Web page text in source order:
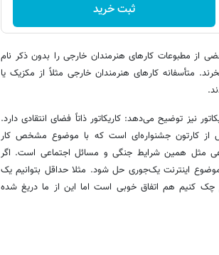
ثبت خرید
از مطبوعات کارهای هنرمندان خارجی را بدون ذکر نام
متأسفانه کارهای هنرمندان خارجی مثلاً از مکزیک یا
نیز توضیح می‌دهد: کاریکاتور ذاتاً فضای انتقادی دارد.
از کارتون جشنواره‌ای است که با موضوع مشخص کار
مثل همین شرایط جنگی و مسائل اجتماعی است. اگر
اینترنت یک‌جوری حل شود. مثلا حداقل بتوانیم یک
چک کنیم هم اتفاق خوبی است اما این از ما دریغ شده